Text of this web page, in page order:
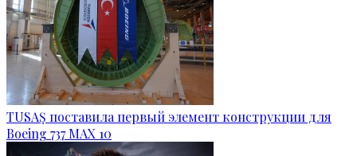
TUSAŞ поставила первый элемент конструкции для
Boeing 737 MAX 10